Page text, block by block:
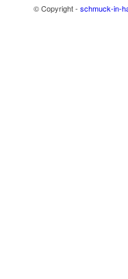
© Copyright - schmuck-in-